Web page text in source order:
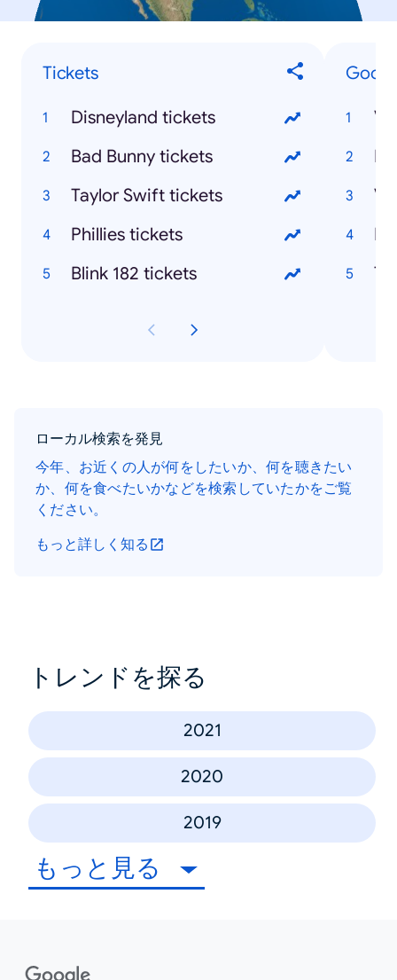
Tickets
Disneyland tickets
Bad Bunny tickets
Taylor Swift tickets
Phillies tickets
Blink 182 tickets
ローカル検索を発見
今年、お近くの人が何をしたいか、何を聴きたい
か、何を食べたいかなどを検索していたかをご覧
ください。
もっと詳しく知る
トレンドを探る
2021
2020
2019
もっと見る